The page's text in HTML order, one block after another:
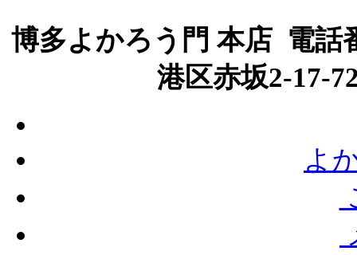
博多よかろう門 本店 電話
港区赤坂2-17-
よ